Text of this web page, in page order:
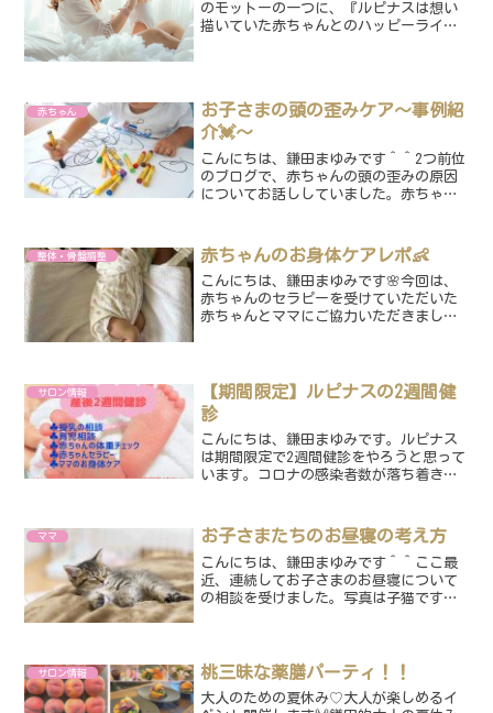
のモットーの一つに、『ルピナスは想い
描いていた赤ちゃんとのハッピーライフ
赤ちゃん
お子さまの頭の歪みケア〜事例紹
介💓〜
こんにちは、鎌田まゆみです＾＾2つ前位
のブログで、赤ちゃんの頭の歪みの原因
についてお話ししていました。赤ちゃん
例紹介を〜！！」とか書いておきなが
ら…違うネタを書いておりま...
整体・骨盤調整 赤ちゃんのお身体ケアレポ👶
こんにちは、鎌田まゆみです🌸今回は、
赤ちゃんのセラピーを受けていただいた
赤ちゃんとママにご協力いただきまし
から、特に赤ちゃんのお身体...
サロン情報
【期間限定】ルピナスの2週間健
診
こんにちは、鎌田まゆみです。ルピナス
は期間限定で2週間健診をやろうと思って
います。コロナの感染者数が落ち着き始
なくなっている病院もあります。1か月健
診まで延期になってい...
ママ お子さまたちのお昼寝の考え方
こんにちは、鎌田まゆみです＾＾ここ最
近、連続してお子さまのお昼寝について
の相談を受けました。写真は子猫です
るのではないでしょうか？私は...
サロン情報 桃三昧な薬膳パーティ！！
大人のための夏休み♡大人が楽しめるイ